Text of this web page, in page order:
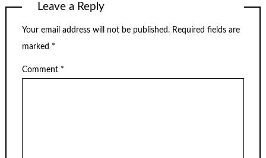
Leave a Reply
Your email address will not be published. Required fields are
marked *
Comment *